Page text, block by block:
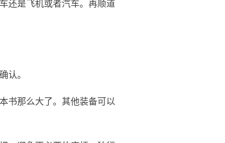
还是飞机或者汽车。再顺道
认。
书那么大了。其他装备可以